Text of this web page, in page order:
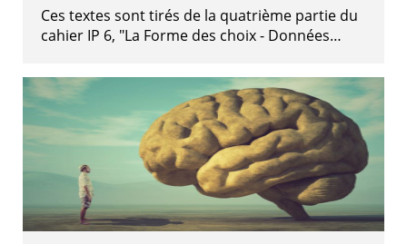
Ces textes sont tirés de la quatrième partie du
cahier IP 6, "La Forme des choix - Données…